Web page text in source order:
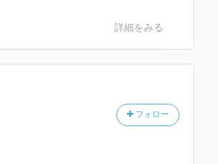
詳細をみる
フォロー